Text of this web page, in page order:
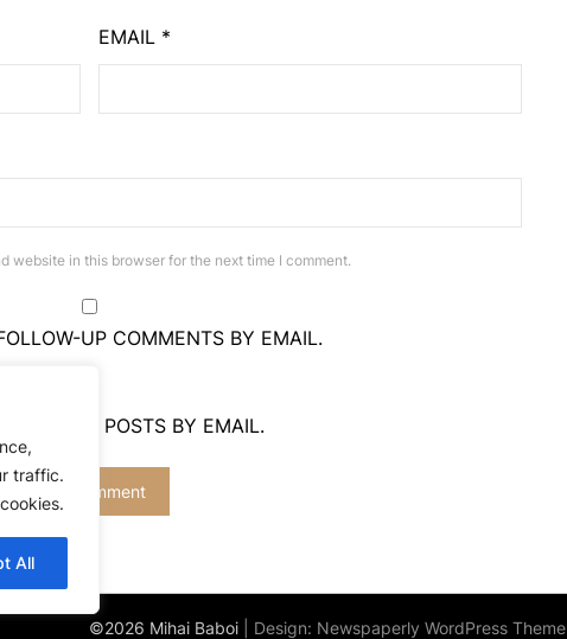
traffic.
All
EMAIL *
website in this browser for the next time I comment.
UP COMMENTS BY EMAIL.
OF NEW POSTS BY EMAIL.
©2026 Mihai Baboi | Design: Newspaperly WordPress Theme